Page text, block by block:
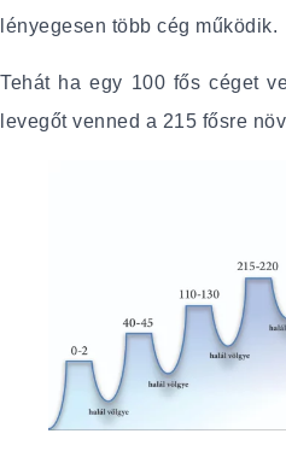
lényegesen több cég működik.
Tehát ha egy 100 fős céget
levegőt venned a 215 fősre